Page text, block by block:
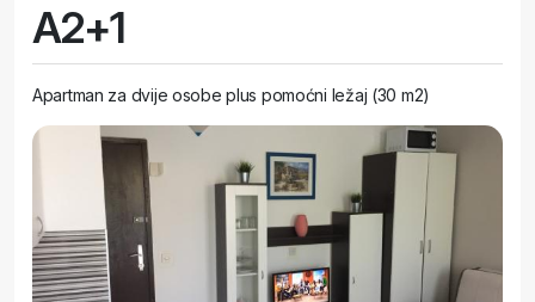
A2+1
Apartman za dvije osobe plus pomoćni ležaj (30 m2)